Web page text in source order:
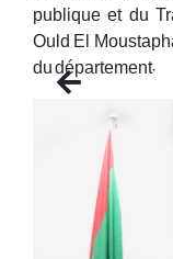
publique et du
Ould El
du département.
Previous